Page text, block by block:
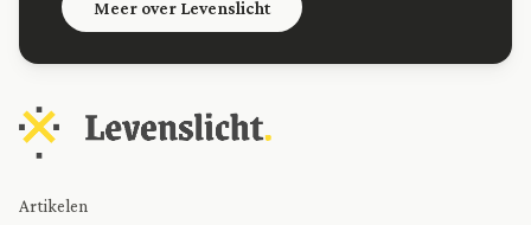
Meer over Levenslicht
Artikelen